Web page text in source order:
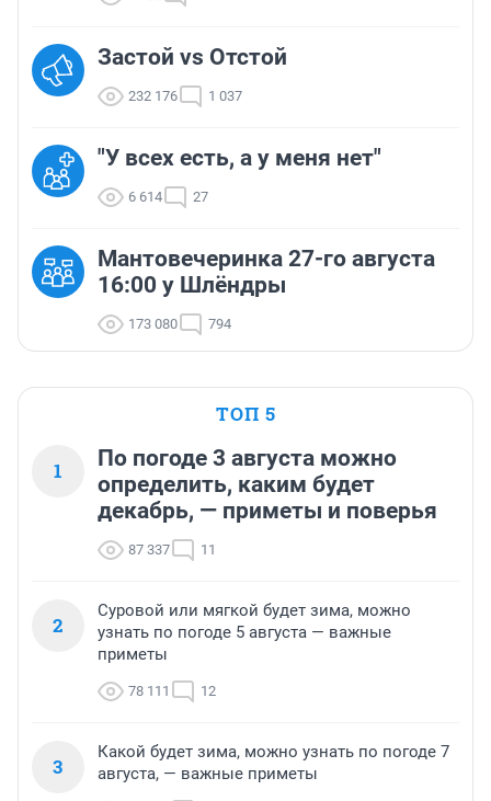
Застой vs Отстой
232 176 1 037
"У всех есть, а у меня нет"
6 614 27
Мантовечеринка 27-го августа
16:00 у Шлёндры
173 080 794
ТОП 5
1
По погоде 3 августа можно
определить, каким будет
декабрь, — приметы и поверья
87 337 11
2
Суровой или мягкой будет зима, можно
узнать по погоде 5 августа — важные
приметы
78 111 12
3
Какой будет зима, можно узнать по погоде 7
августа, — важные приметы